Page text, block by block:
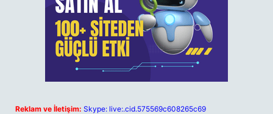
Reklam ve İletişim: Skype: live:.cid.575569c608265c69